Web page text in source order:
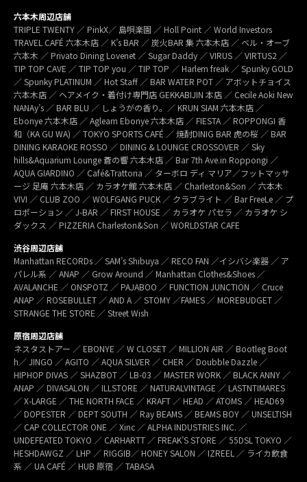
六本木周辺店舗
TRIPLE TWENTY ／ PinkX／ 島唄楽園 ／ Holl Point ／ World Investors
TRAVEL CAFÉ 六本木店 ／ K’s BAR ／ 炭火BAR 集 六本木店 ／ ベル・オーブ
六本木 ／ Privato Dining Lovenet ／ Sugar Daddy ／ VIRUS ／ VIRTUS2 ／
TIP TOP CAVE ／ TIP TOP you ／ TIP TOP ／ Harlem freak ／ Spunky GOLD
／ Spunky PLATINUM ／ Hot Staff ／ BAR WATER POT ／ アボットチョイス
六本木店 ／ ヘアメイク・着付け専門店 GEKKABIJIN 本店 ／ Cecile Aoki New
NANAy’s ／ BAR BLU ／ しょうがの香り。／ KRUN SIAM 六本木店 ／
Ebonye 六本木店 ／ Agleam Ebonye 六本木店 ／ FIESTA ／ ROPPONGI 香
和（KA GU WA) ／ TOKYO SPORTS CAFÉ ／ 焼酎DINIG BAR 虎の桜 ／ BAR
DINING KARAOKE ROSSO ／ DINING & LOUNGE CROSSOVER ／ Sky
hills&Aquarium Lounge 蒼の響 六本木店 ／ Bar 7th Ave.in Roppongi ／
AQUA GIARDINO ／ Café&Trattoria ／ ターボロ ディ マリア／フットマッサ
ージ 足庵 六本木店 ／ カラオケ館 六本木店 ／ Charleston&Son ／ 六本木
VIVI ／ CLUB ZOO ／ WOLFGANG PUCK ／ クラブライト ／ Bar FreeLe ／ プ
ロポーション ／ J-BAR ／ FIRST HOUSE ／ カラオケ パセラ ／ カラオケ シ
ダックス ／ PIZZERIA Charleston&Son ／ WORLDSTAR CAFE
渋谷周辺店舗
Manhattan RECORDs ／ SAM’s Shibuya ／ RECO FAN ／イシバシ楽器 ／ ア
パレル系 ／ ANAP ／ Grow Around ／ Manhattan Clothes&Shoes ／
AVALANCHE ／ ONSPOTZ ／ PAJABOO ／ FUNCTION JUNCTION ／ Cruce
ANAP ／ ROSEBULLET ／ AND A ／ STOMY ／FAMES ／ MOREBUDGET ／
STRANGE THE STORE ／ Street Wish
原宿周辺店舗
ネスタストアー ／ EBONYE ／ W CLOSET ／ MILLION AIR ／ Bootleg Boot
h／ JINGO ／ AGITO ／ AQUA SILVER ／ CHER ／ Doubble Dazzle ／
HIPHOP DIVAS ／ SHAZBOT ／ LB-03 ／ MASTER WORK ／ BLACK ANNY ／
ANAP ／ DIVASALON ／ ILLSTORE ／ NATURALVINTAGE ／ LASTNTIMARES
／ X-LARGE ／ THE NORTH FACE ／ KRAFT ／ HEAD ／ ATOMS ／ HEAD69
／ DOPESTER ／ DEPT SOUTH ／ Ray BEAMS ／ BEAMS BOY ／ UNSELTISH
／ CAP COLLECTOR ONE ／ Xinc ／ ALPHA INDUSTRIES INC. ／
UNDEFEATED TOKYO ／ CARHARTT ／ FREAK’S STORE ／ 55DSL TOKYO ／
HESHDAWGZ ／ LHP ／ RIGGIB／ HONEY SALON ／ IZREEL ／ ライカ飲食
系 ／ UA CAFÉ ／ HUB 原宿 ／ TABASA